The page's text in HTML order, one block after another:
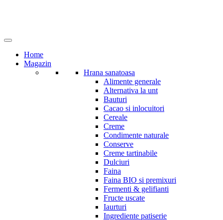
Home
Magazin
Hrana sanatoasa
Alimente generale
Alternativa la unt
Bauturi
Cacao si inlocuitori
Cereale
Creme
Condimente naturale
Conserve
Creme tartinabile
Dulciuri
Faina
Faina BIO si premixuri
Fermenti & gelifianti
Fructe uscate
Iaurturi
Ingrediente patiserie